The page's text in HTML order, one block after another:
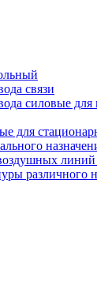
связи
силовые для
для
линий
различного